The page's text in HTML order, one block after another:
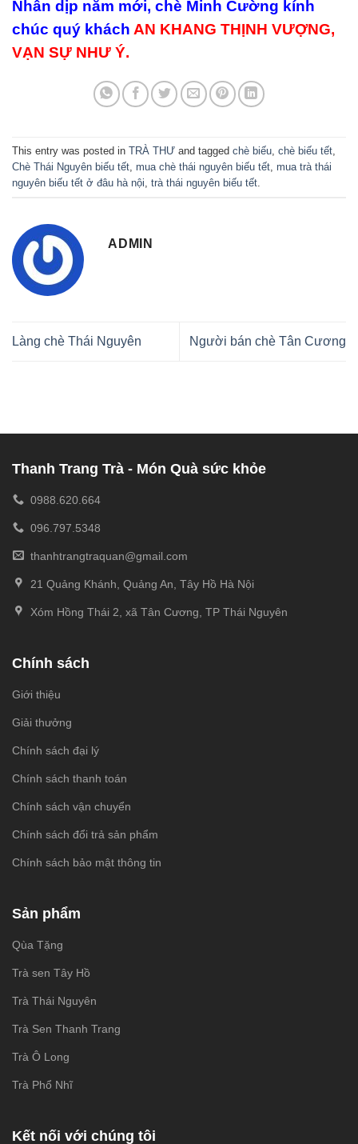
Nhân dịp năm mới, chè Minh Cường kính
chúc quý khách AN KHANG THỊNH VƯỢNG,
VẠN SỰ NHƯ Ý.
This entry was posted in TRÀ THƯ and tagged chè biếu chè biếu tết
Chè Thái Nguyên biếu tết mua chè thái nguyên biếu tết mua trà thái
nguyên biếu tết ở đâu hà nội trà thái nguyên biếu tết
ADMIN
Làng chè Thái Nguyên Người bán chè Tân Cương
Thanh Trang Trà - Món Quà sức khỏe
0988.620.664
096.797.5348
thanhtrangtraquan@gmail.com
21 Quảng Khánh, Quảng An, Tây Hồ Hà Nội
Xóm Hồng Thái 2, xã Tân Cương, TP Thái Nguyên
Chính sách
Giới thiệu
Giải thưởng
Chính sách đại lý
Chính sách thanh toán
Chính sách vận chuyển
Chính sách đổi trả sản phẩm
Chính sách bảo mật thông tin
Sản phẩm
Qùa Tặng
Trà sen Tây Hồ
Trà Thái Nguyên
Trà Sen Thanh Trang
Trà Ô Long
Trà Phổ Nhĩ
Kết nối với chúng tôi